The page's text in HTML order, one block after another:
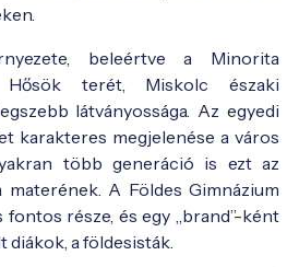
beleértve a Minorita
terét, Miskolc északi
látványossága. Az egyedi
karakteres megjelenése a város
több generáció is ezt az
materének. A Földes Gimnázium
része, és egy „brand”-ként
a földesisták.
- Fotó:bedo.hu